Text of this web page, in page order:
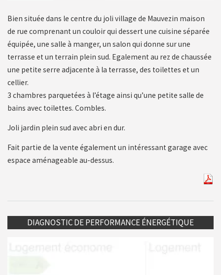
Bien située dans le centre du joli village de Mauvezin maison
de rue comprenant un couloir qui dessert une cuisine séparée
équipée, une salle à manger, un salon qui donne sur une
terrasse et un terrain plein sud. Egalement au rez de chaussée
une petite serre adjacente à la terrasse, des toilettes et un
cellier.
3 chambres parquetées à l’étage ainsi qu’une petite salle de
bains avec toilettes. Combles.
Joli jardin plein sud avec abri en dur.
Fait partie de la vente également un intéressant garage avec
espace aménageable au-dessus.
DIAGNOSTIC DE PERFORMANCE ÉNERGÉTIQUE